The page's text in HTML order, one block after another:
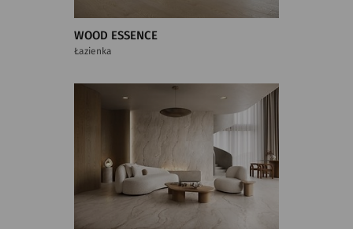
WOOD ESSENCE
Łazienka